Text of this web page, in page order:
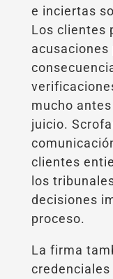
e inciertas
Los clientes
mucho
juicio.
clientes
los
decisiones
proceso.
La firma